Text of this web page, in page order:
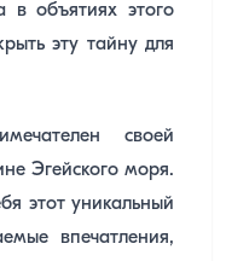
в объятиях этого
эту тайну для
своей
Эгейского моря.
этот уникальный
впечатления,